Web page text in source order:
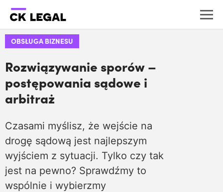
OBSŁUGA BIZNESU
Rozwiązywanie sporów –
postępowania sądowe i
arbitraż
Czasami myślisz, że wejście na
drogę sądową jest najlepszym
wyjściem z sytuacji. Tylko czy tak
jest na pewno? Sprawdźmy to
wspólnie i wybierzmy